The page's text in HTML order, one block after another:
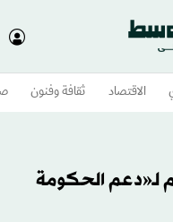
الاقتصاد ثقافة وفنون
لـ«دعم الحكومة